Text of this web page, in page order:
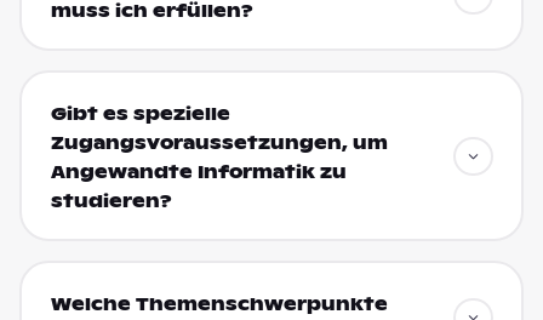
muss ich erfüllen?
Gibt es spezielle
Zugangsvoraussetzungen, um
Angewandte Informatik zu
studieren?
Welche Themenschwerpunkte